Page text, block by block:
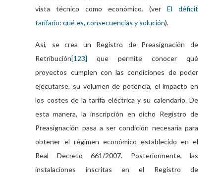
vista técnico como económico. (verEl déficit
tarifario: qué es, consecuencias y solución).
Así, se crea un Registro de Preasignación de
Retribución[123]
que permite conocer qué
proyectos cumplen con las condiciones de poder
ejecutarse, su volumen de potencia, el impacto en
los costes de la tarifa eléctrica y su calendario. De
esta manera, la inscripción en dicho Registro de
Preasignación pasa a ser condición necesaria para
obtener el régimen económico establecido en el
Real Decreto 661/2007. Posteriormente, las
instalaciones inscritas en el Registro de